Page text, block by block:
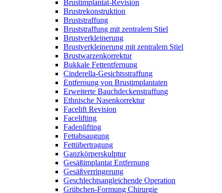
Brustimplantat-Revision
Brustrekonstruktion
Bruststraffung
Bruststraffung mit zentralem Stiel
Brustverkleinerung
Brustverkleinerung mit zentralem Stiel
Brustwarzenkorrektur
Bukkale Fettentfernung
Cinderella-Gesichtsstraffung
Entfernung von Brustimplantaten
Erweiterte Bauchdeckenstraffung
Ethnische Nasenkorrektur
Facelift Revision
Facelifting
Fadenlifting
Fettabsaugung
Fettübertragung
Ganzkörperskulptur
Gesäßimplantat Entfernung
Gesäßverringerung
Geschlechtsangleichende Operation
Grübchen-Formung Chirurgie